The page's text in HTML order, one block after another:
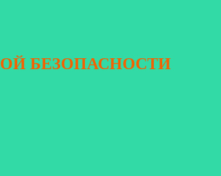
БЕЗОПАСНОСТИ